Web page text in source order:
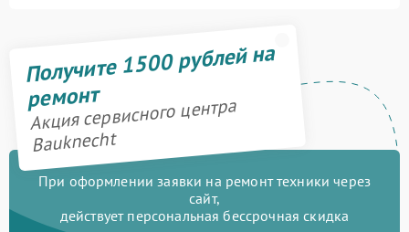
Получите 1500 рублей на
ремонт
Акция сервисного центра
Bauknecht
При оформлении заявки на ремонт техники через
сайт,
действует персональная бессрочная скидка